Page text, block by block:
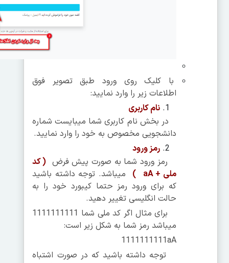
با کلیک روی ورود طبق تصویر فوق
اطلاعات زیر را وارد نمایید:
نام کاربری
در بخش نام کاربری شما می­بایست شماره
دانشجویی مخصوص به خود را وارد نمایید.
رمز ورود
رمز ورود شما به صورت پیش فرض ( کد
ملی +aA
) می­باشد. توجه داشته باشید
که برای ورود رمز حتما کیبورد خود را به
حالت انگلیسی تغییر دهید.
برای مثال اگر کد ملی شما 1111111111
می­باشد رمز شما به شکل زیر است:
1111111111aA
توجه داشته باشید که در صورت اشتباه